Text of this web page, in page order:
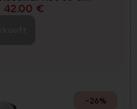
42.00 €
-26%